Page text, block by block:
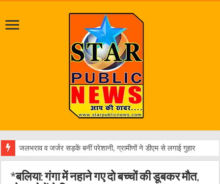
*बलिया: गंगा में नहाने गए दो बच्चों की डूबकर मौत,